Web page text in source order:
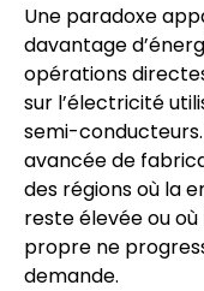
Une paradoxe
davantage
opérations
sur l’électricité
semi-
avancée de
des régions où la
reste élevée ou
propre ne
demande.